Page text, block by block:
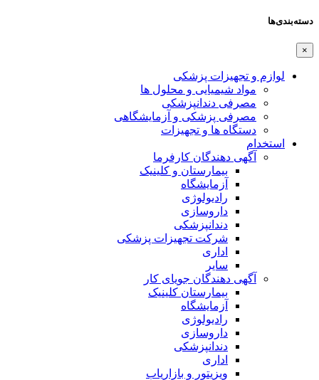
دسته‌بندی‌ها
×
لوازم و تجهیزات پزشکی
مواد شیمیایی و محلول ها
مصرفی دندانپزشکی
مصرفی پزشکی و آزمایشگاهی
دستگاه ها و تجهیزات
استخدام
آگهی دهندگان کارفرما
بیمارستان و کلینیک
آزمایشگاه
رادیولوژی
داروسازی
دندانپزشکی
شرکت تجهیزات پزشکی
اداری
سایر
آگهی دهندگان جویای کار
بیمارستان کلینیک
آزمایشگاه
رادیولوژی
داروسازی
دندانپزشکی
اداری
ویزیتور و بازاریاب